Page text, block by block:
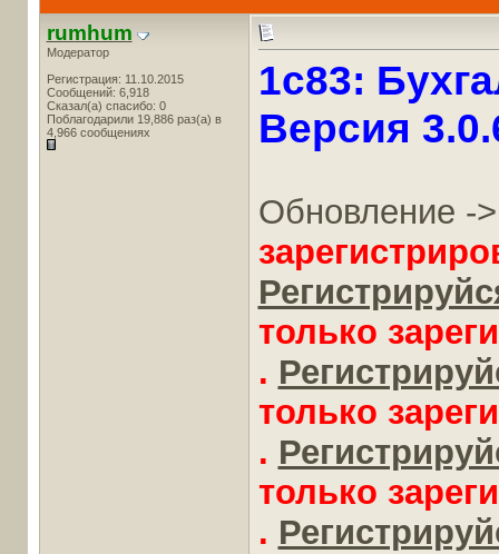
rumhum
Модератор
Регистрация: 11.10.2015
Сообщений: 6,918
Сказал(а) спасибо: 0
Поблагодарили 19,886 раз(а) в
4,966 сообщениях
1c83:
Версия
Обновление -
только
.
только
.
только
.